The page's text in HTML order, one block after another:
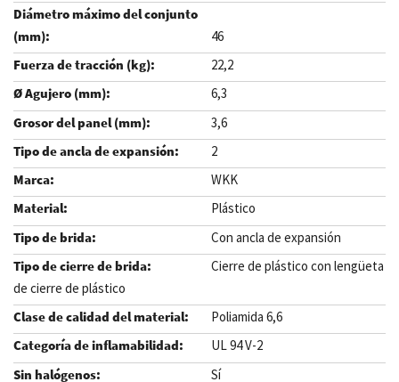
46
22,2
6,3
3,6
2
WKK
Plástico
Con ancla de expansión
Cierre de plástico con lengüeta
de cierre de plástico
Poliamida 6,6
UL 94 V-2
Sí